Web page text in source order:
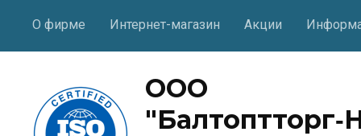
О фирме Интернет-магазин Акции
ООО